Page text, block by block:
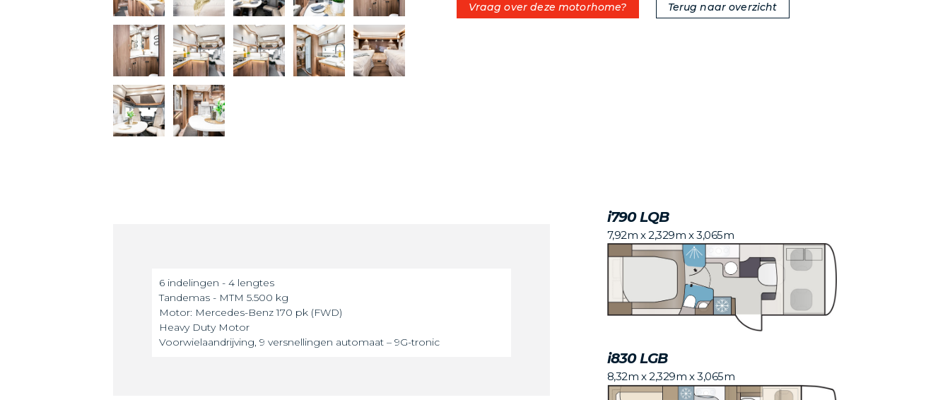
Vraag over deze motorhome? Terug naar overzicht
6 indelingen - 4 lengtes
Tandemas - MTM 5.500 kg
Motor: Mercedes-Benz 170 pk (FWD)
Heavy Duty Motor
Voorwielaandrijving, 9 versnellingen automaat – 9G-tronic
i790 LQB
7,92m x 2,329m x 3,065m
i830 LGB
8,32m x 2,329m x 3,065m